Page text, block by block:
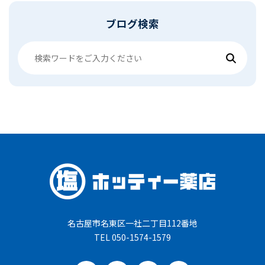
ブログ検索
名古屋市名東区一社二丁目112番地
TEL 050-1574-1579